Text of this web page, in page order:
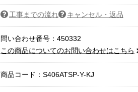
工事までの流れ キャンセル・返品
問い合わせ番号：450332
この商品についてのお問い合わせはこちら
商品コード： S406ATSP-Y-KJ